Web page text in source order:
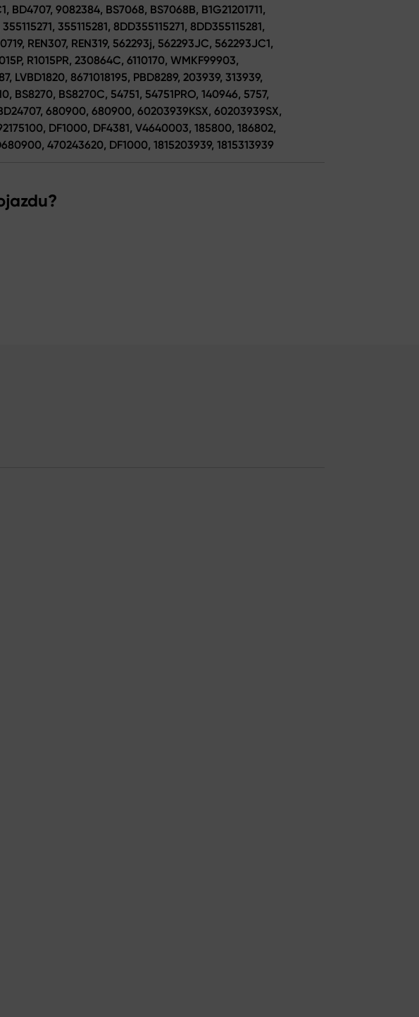
BD4707, 9082384, BS7068, BS7068B, B1G21201711,
355115281, 8DD355115271, 8DD355115281,
REN307, REN319, 562293j, 562293JC, 562293JC1,
R1015PR, 230864C, 6110170, WMKF99903,
LVBD1820, 8671018195, PBD8289, 203939, 313939,
BS8270, BS8270C, 54751, 54751PRO, 140946, 5757,
680900, 680900, 60203939KSX, 60203939SX,
DF1000, DF4381, V4640003, 185800, 186802,
470243620, DF1000, 1815203939, 1815313939